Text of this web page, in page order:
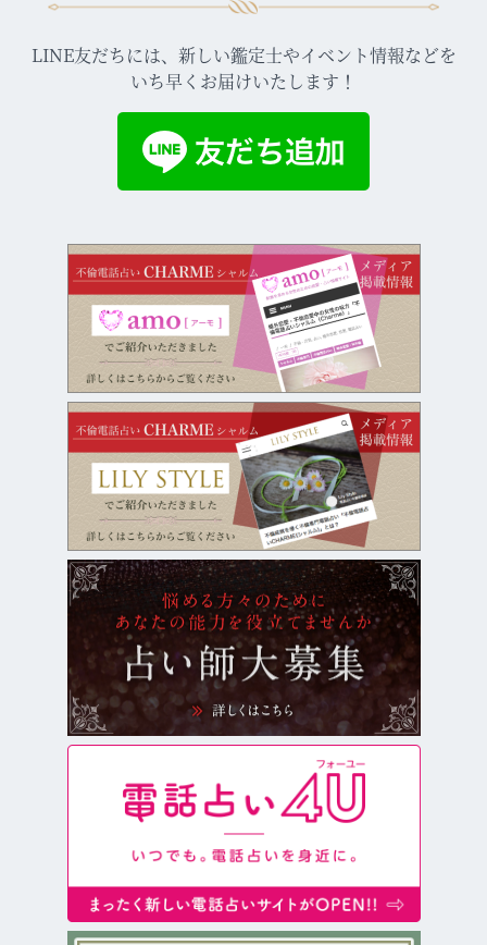
LINE友だちには、新しい鑑定士やイベント情報などを
いち早くお届けいたします！